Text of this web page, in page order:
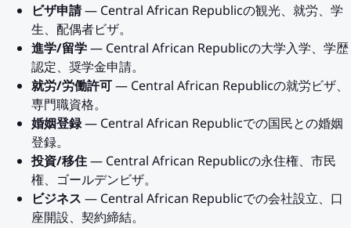
ビザ申請— Central African Republicの観光、就労、学
生、配偶者ビザ。
進学/留学— Central African Republicの大学入学、学歴
認定、奨学金申請。
就労/労働許可— Central African Republicの就労ビザ、
専門職資格。
婚姻登録— Central African Republicでの国民との婚姻
登録。
投資/移住— Central African Republicの永住権、市民
権、ゴールデンビザ。
ビジネス — Central African Republicでの会社設立、口
座開設、契約締結。